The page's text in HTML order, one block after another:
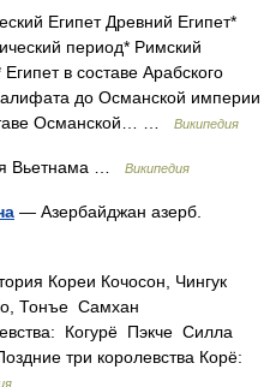
Египет Древний Египет*
период* Римский
в составе Арабского
до Османской империи
Османской… …
Википедия
Вьетнама … Википедия
— Азербайджан азерб.
Кореи Кочосон, Чингук
Тонъе Самхан
Когурё Пэкче Силла
три королевства Корё: